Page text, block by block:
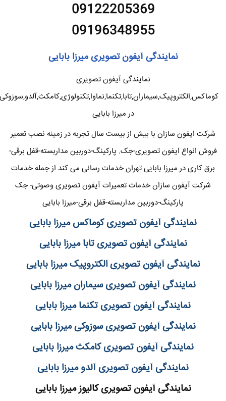
09122205369
09196348955
نمایندگی آیفون تصویری میرزا بابایی
نمایندگی آیفون تصویری
کوماکس,الکتروپیک,سیماران,تابا,تکنما,نماوا,تکنولوژی,کامکث,آلدو,سوزوکی
در میرزا بابایی
شرکت ایفون سازان با بیش از بیست سال تجربه در زمینه نصب تعمیر
فروش انواع ایفون تصویری-جک. پارکینگ-دوربین مداربسته-قفل برقی-
برق کاری در میرزا بابایی تهران خدمات رسانی می کند از جمله خدمات
شرکت آیفون سازان خدمات تعمیرات آیفون تصویری وصوتی- جک
پارکینگ-دوربین مداربسته-قفل برقی-میرزا بابایی
نمایندگی آیفون تصویری کوماکس میرزا بابایی
نمایندگی آیفون تصویری تابا میرزا بابایی
نمایندگی آیفون تصویری الکتروپیک میرزا بابایی
نمایندگی آیفون تصویری سیماران میرزا بابایی
نمایندگی آیفون تصویری تکنما میرزا بابایی
نمایندگی آیفون تصویری سوزوکی میرزا بابایی
نمایندگی آیفون تصویری کامکث میرزا بابایی
نمایندگی آیفون تصویری آلدو میرزا بابایی
نمایندگی آیفون تصویری کالیوز میرزا بابایی